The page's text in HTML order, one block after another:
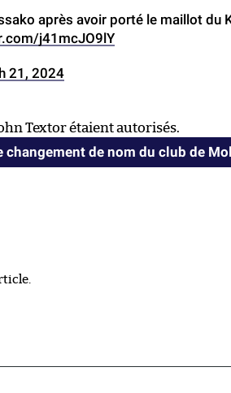
après avoir porté le maillot du
j41mcJO9lY
21, 2024
Textor étaient autorisés.
de nom du club de